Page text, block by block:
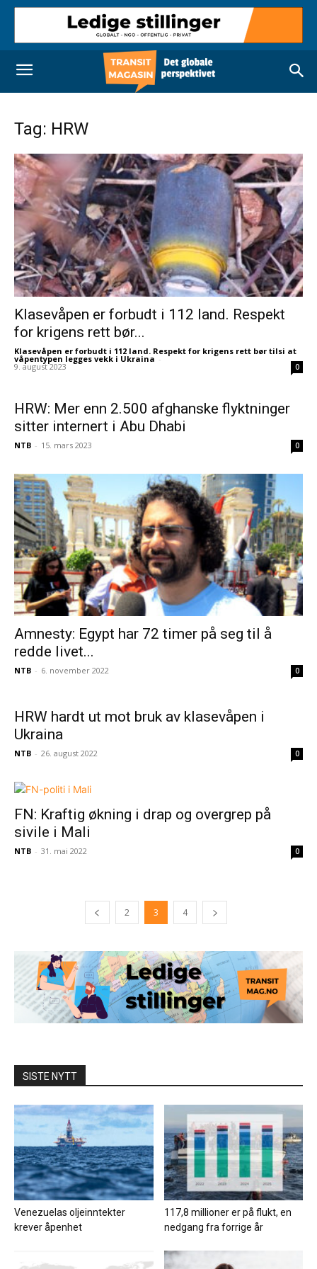
Tag: HRW
Klasevåpen er forbudt i 112 land. Respekt
for krigens rett bør...
Klasevåpen er forbudt i 112 land. Respekt for krigens rett bør tilsi at
våpentypen legges vekk i Ukraina -
9. august 2023 0
HRW: Mer enn 2.500 afghanske flyktninger
sitter internert i Abu Dhabi
NTB - 15. mars 2023 0
Amnesty: Egypt har 72 timer på seg til å
redde livet...
NTB - 6. november 2022 0
HRW hardt ut mot bruk av klasevåpen i
Ukraina
NTB - 26. august 2022 0
FN: Kraftig økning i drap og overgrep på
sivile i Mali
NTB - 31. mai 2022 0
2 3 4
SISTE NYTT
Venezuelas oljeinntekter
krever åpenhet
117,8 millioner er på flukt, en
nedgang fra forrige år